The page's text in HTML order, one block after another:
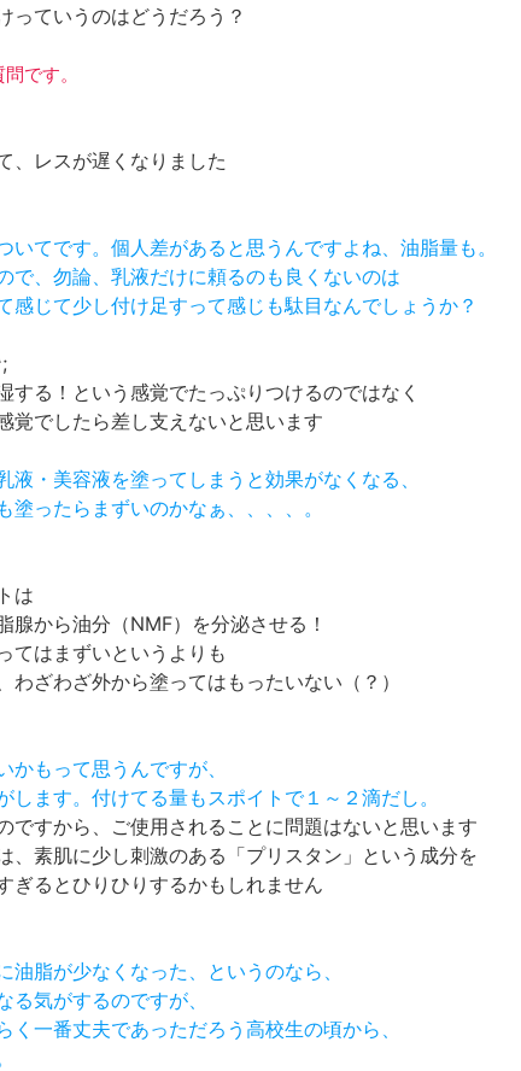
っていうのはどうだろう？
です。
、レスが遅くなりました
てです。個人差があると思うんですよね、油脂量も。
で、勿論、乳液だけに頼るのも良くないのは
感じて少し付け足すって感じも駄目なんでしょうか？
する！という感覚でたっぷりつけるのではなく
覚でしたら差し支えないと思います
・美容液を塗ってしまうと効果がなくなる、
ったらまずいのかなぁ、、、、。
は
から油分（NMF）を分泌させる！
てはまずいというよりも
ざわざ外から塗ってはもったいない（？）
もって思うんですが、
ます。付けてる量もスポイトで１～２滴だし。
ですから、ご使用されることに問題はないと思います
、素肌に少し刺激のある「プリスタン」という成分を
ぎるとひりひりするかもしれません
脂が少なくなった、というのなら、
気がするのですが、
一番丈夫であっただろう高校生の頃から、